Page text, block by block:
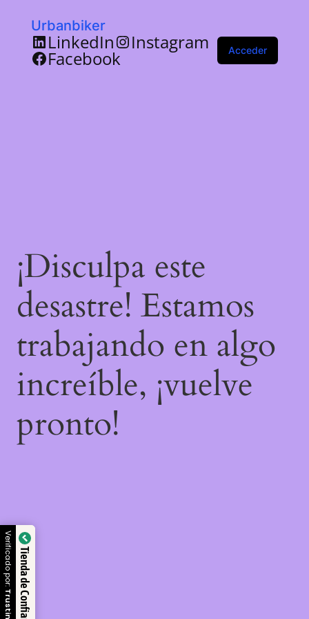
Urbanbiker
LinkedIn Instagram
Facebook Acceder
¡Disculpa este
desastre! Estamos
trabajando en algo
increíble, ¡vuelve
pronto!
Tienda de Confianza
Verificado por: